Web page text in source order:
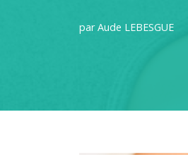
parAude LEBESGUE